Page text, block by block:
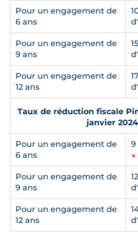
Pour un engagement de
6 ans
Pour un engagement de
9 ans
Pour un engagement de
12 ans
Taux de réduction fiscale
janvier 2024
Pour un engagement de
6 ans
9
↘
Pour un engagement de
9 ans
Pour un engagement de
12 ans